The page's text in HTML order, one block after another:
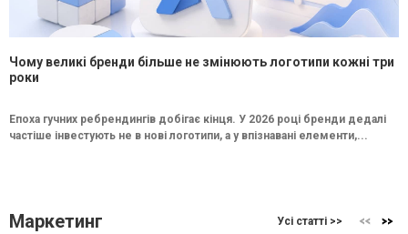
Чому великі бренди більше не змінюють логотипи кожні три
роки
Епоха гучних ребрендингів добігає кінця. У 2026 році бренди дедалі
частіше інвестують не в нові логотипи, а у впізнавані елементи,...
Маркетинг Усі статті >>